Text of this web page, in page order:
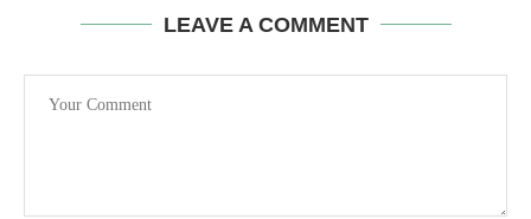
LEAVE A COMMENT